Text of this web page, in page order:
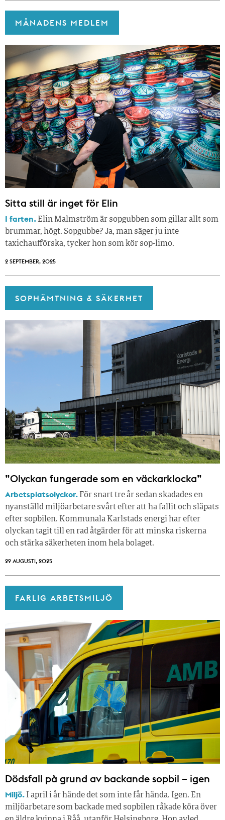
MÅNADENS MEDLEM
Sitta still är inget för Elin
I farten. Elin Malmström är sopgubben som gillar allt som
brummar, högt. Sopgubbe? Ja, man säger ju inte
taxichaufförska, tycker hon som kör sop-limo.
2 SEPTEMBER, 2025
SOPHÄMTNING & SÄKERHET
”Olyckan fungerade som en väckarklocka”
Arbetsplatsolyckor. För snart tre år sedan skadades en
nyanställd miljöarbetare svårt efter att ha fallit och släpats
efter sopbilen. Kommunala Karlstads energi har efter
olyckan tagit till en rad åtgärder för att minska riskerna
och stärka säkerheten inom hela bolaget.
29 AUGUSTI, 2025
FARLIG ARBETSMILJÖ
Dödsfall på grund av backande sopbil – igen
Miljö. I april i år hände det som inte får hända. Igen. En
miljöarbetare som backade med sopbilen råkade köra över